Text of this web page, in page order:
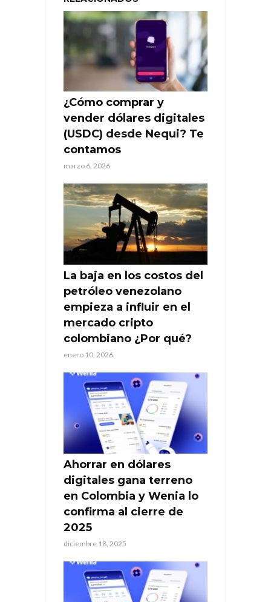
¿Cómo comprar y
vender dólares digitales
(USDC) desde Nequi? Te
contamos
marzo 6, 2026
La baja en los costos del
petróleo venezolano
empieza a influir en el
mercado cripto
colombiano ¿Por qué?
enero 10, 2026
Ahorrar en dólares
digitales gana terreno
en Colombia y Wenia lo
confirma al cierre de
2025
diciembre 18, 2025